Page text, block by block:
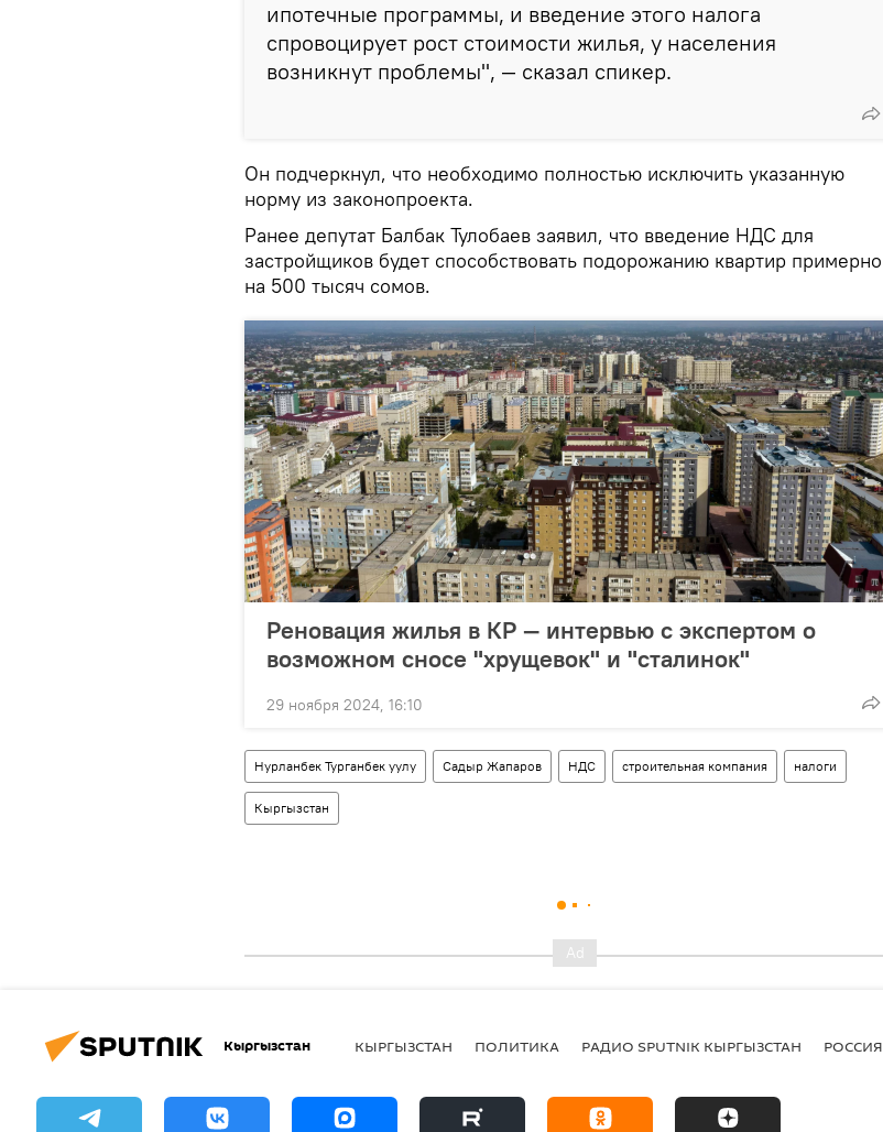
ипотечные программы, и введение этого налога
спровоцирует рост стоимости жилья, у населения
возникнут проблемы", — сказал спикер.
Он подчеркнул, что необходимо полностью исключить указанную
норму из законопроекта.
Ранее депутат Балбак Тулобаев заявил, что введение НДС для
застройщиков будет способствовать подорожанию квартир примерно
на 500 тысяч сомов.
Реновация жилья в КР — интервью с экспертом о
возможном сносе "хрущевок" и "сталинок"
29 ноября 2024, 16:10
Нурланбек Турганбек уулу Садыр Жапаров НДС строительная компания налоги
Кыргызстан
Кыргызстан КЫРГЫЗСТАН ПОЛИТИКА РАДИО SPUTNIK КЫРГЫЗСТАН РОССИЯ